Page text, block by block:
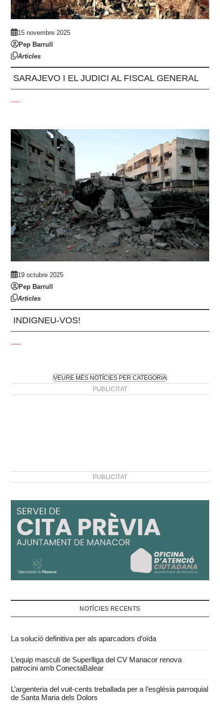
15 novembre 2025
Pep Barrull
Articles
SARAJEVO I EL JUDICI AL FISCAL GENERAL
19 octubre 2025
Pep Barrull
Articles
INDIGNEU-VOS!
VEURE MÉS NOTÍCIES PER CATEGORIA
PUBLICITAT
PUBLICITAT
NOTÍCIES RECENTS
La solució definitiva per als aparcadors d’oïda
L’equip masculí de Superlliga del CV Manacor renova
patrocini amb ConectaBalear
L’argenteria del vuit-cents treballada per a l’església parroquial
de Santa Maria dels Dolors